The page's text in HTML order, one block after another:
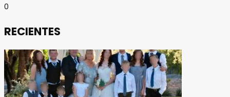
0
RECIENTES